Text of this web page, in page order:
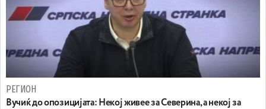
РЕГИОН
Вучиќ до опозицијата: Некој живее за Северина, а некој за